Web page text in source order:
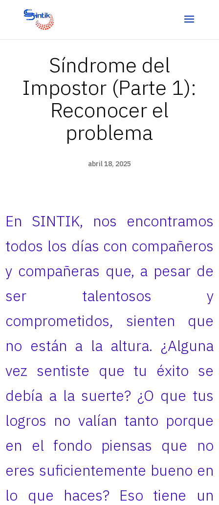
Síndrome del
Impostor (Parte 1):
Reconocer el
problema
abril 18, 2025
En SINTIK, nos encontramos
todos los días con compañeros
y compañeras que, a pesar de
ser talentosos y
comprometidos, sienten que
no están a la altura. ¿Alguna
vez sentiste que tu éxito se
debía a la suerte? ¿O que tus
logros no valían tanto porque
en el fondo piensas que no
eres suficientemente bueno en
lo que haces? Eso tiene un